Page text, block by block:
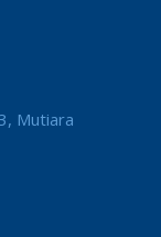
Mutiara